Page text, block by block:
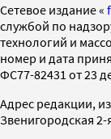
Cетевое издание «
службой по
технологий и
номер и дата
ФС77-82431 от 23
Адрес редакции,
Звенигородская 2-